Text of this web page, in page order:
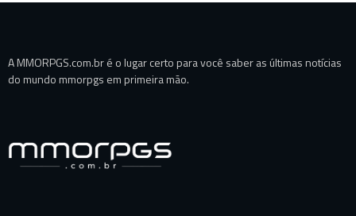
A MMORPGS.com.br é o lugar certo para você saber as últimas notícias
do mundo mmorpgs em primeira mão.